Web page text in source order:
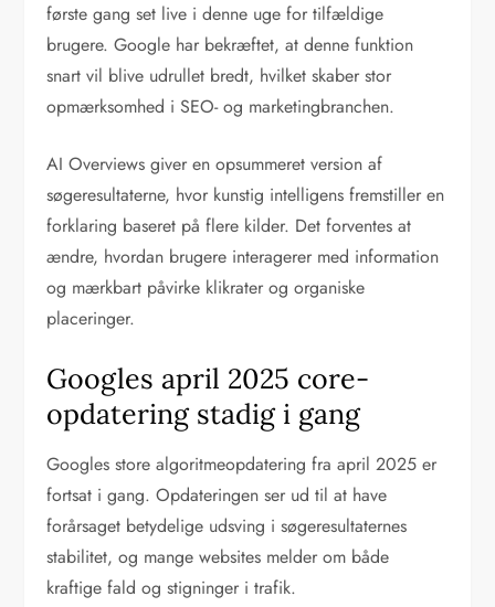
første gang set live i denne uge for tilfældige
brugere. Google har bekræftet, at denne funktion
snart vil blive udrullet bredt, hvilket skaber stor
opmærksomhed i SEO- og marketingbranchen.
AI Overviews giver en opsummeret version af
søgeresultaterne, hvor kunstig intelligens fremstiller en
forklaring baseret på flere kilder. Det forventes at
ændre, hvordan brugere interagerer med information
og mærkbart påvirke klikrater og organiske
placeringer.
Googles april 2025 core-
opdatering stadig i gang
Googles store algoritmeopdatering fra april 2025 er
fortsat i gang. Opdateringen ser ud til at have
forårsaget betydelige udsving i søgeresultaternes
stabilitet, og mange websites melder om både
kraftige fald og stigninger i trafik.